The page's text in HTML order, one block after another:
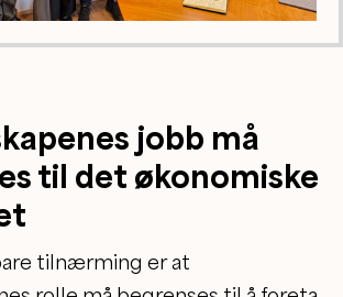
jobb må
til det økonomiske
tilnærming er at